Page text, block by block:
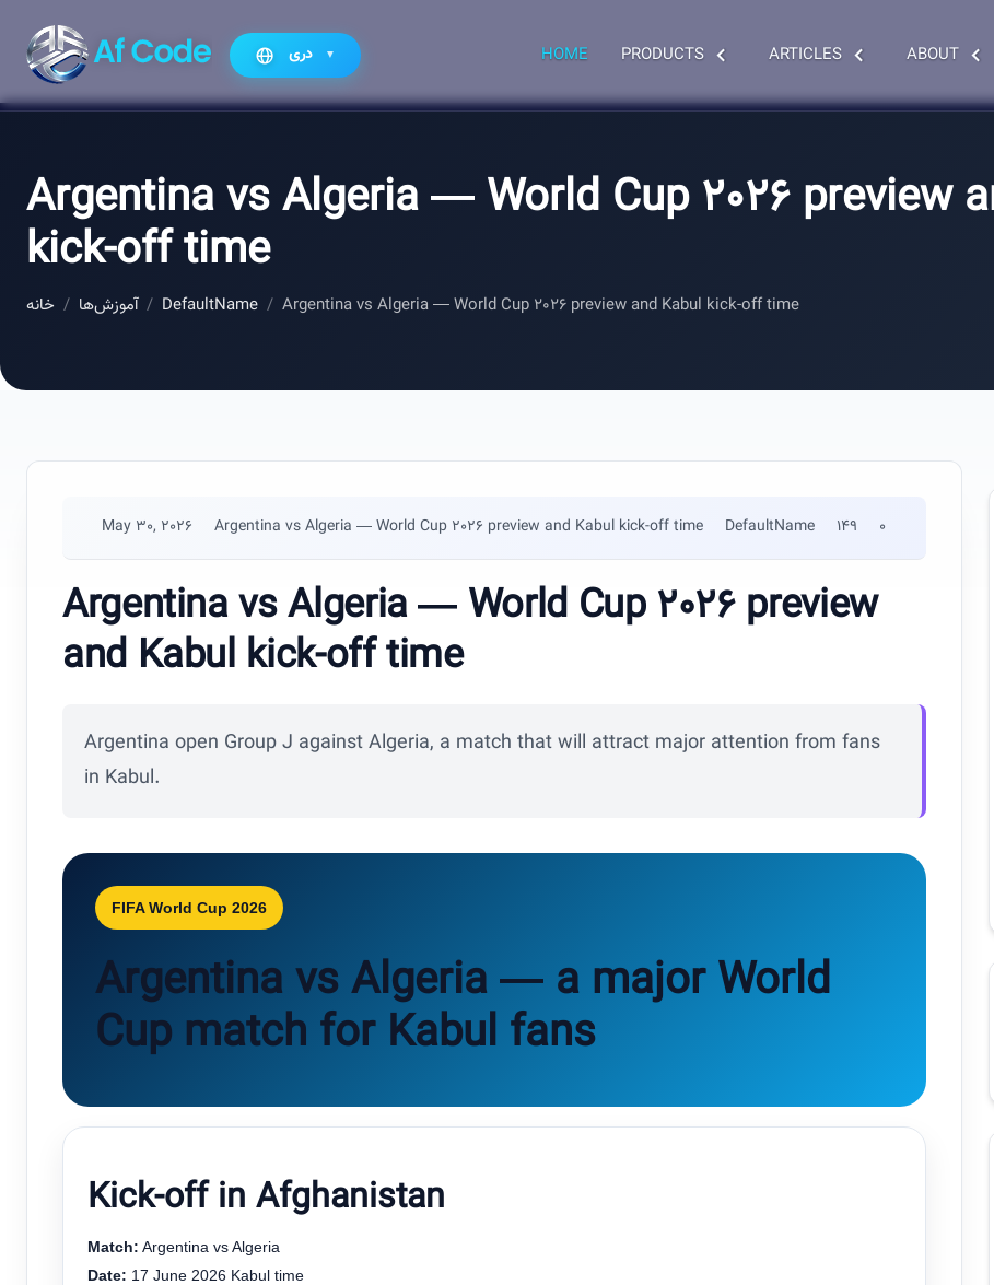
دری ▼ HOME PRODUCTS ARTICLES ABOUT
Argentina vs Algeria — World Cup 2026 preview
kick-off time
خانه آموزش‌ها DefaultName Argentina vs Algeria — World Cup 2026 preview and Kabul kick-off time
May 30, 2026 Argentina vs Algeria — World Cup 2026 preview and Kabul kick-off time DefaultName 149 0
Argentina vs Algeria — World Cup 2026 preview
and Kabul kick-off time
Argentina open Group J against Algeria, a match that will attract major attention from fans
in Kabul.
FIFA World Cup 2026
Argentina vs Algeria — a major World
Cup match for Kabul fans
Kick-off in Afghanistan
Match: Argentina vs Algeria
Date: 17 June 2026 Kabul time